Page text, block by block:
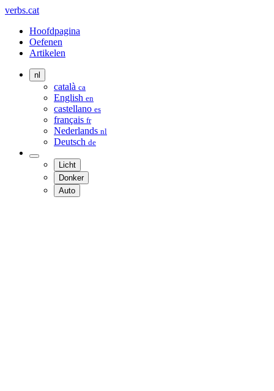
verbs.cat
Hoofdpagina
Oefenen
Artikelen
nl
català ca
English en
castellano es
français fr
Nederlands nl
Deutsch de
Licht
Donker
Auto